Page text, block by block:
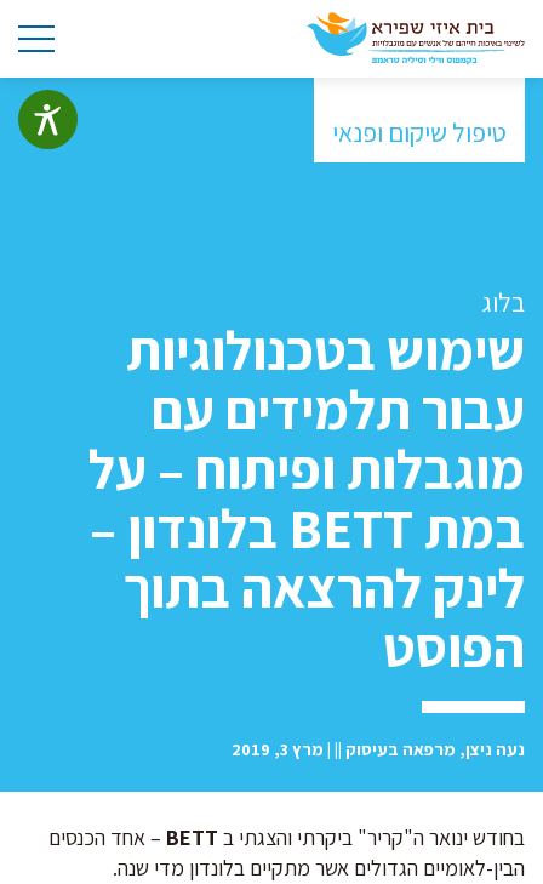
טיפול שיקום ופנאי
בלוג
שימוש בטכנולוגיות
עבור תלמידים עם
מוגבלות ופיתוח – על
במת BETT בלונדון –
לינק להרצאה בתוך
הפוסט
נעה ניצן, מרפאה בעיסוק || | מרץ 3, 2019
בחודש ינואר ה"קריר" ביקרתי והצגתי ב BETT – אחד הכנסים
הבין-לאומיים הגדולים אשר מתקיים בלונדון מדי שנה.